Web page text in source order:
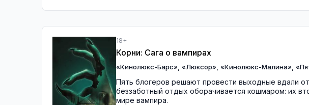
18+
Корни: Сага о вампирах
«Кинолюкс-Барс» «Люксор» «Кинолюкс-Малина»
Пять блогеров решают провести выходные вдали
беззаботный отдых оборачивается кошмаром: их
мире вампира.